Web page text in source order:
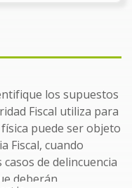
los supuestos
Fiscal utiliza para
puede ser objeto
Fiscal, cuando
de delincuencia
deberán